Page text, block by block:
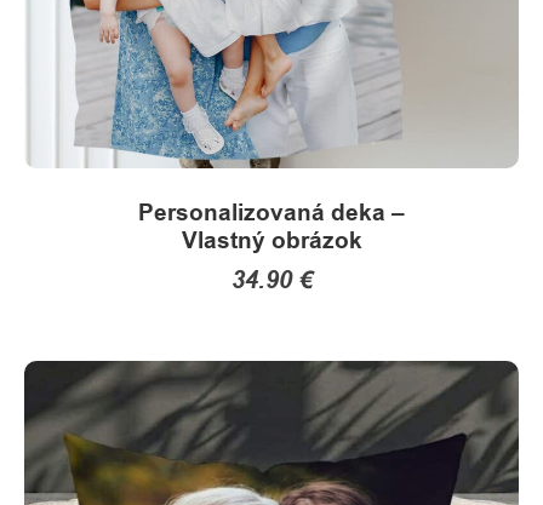
product
page
Personalizovaná deka –
Vlastný obrázok
34.90€
product
multiple
variants.
The